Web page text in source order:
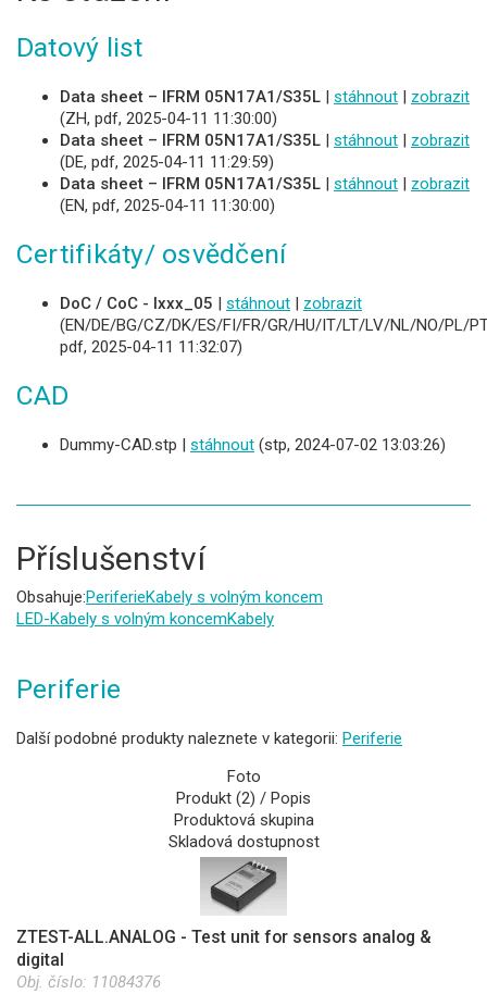
Datový list
Data sheet – IFRM 05N17A1/S35L | stáhnout | zobrazit
(ZH, pdf, 2025-04-11 11:30:00)
Data sheet – IFRM 05N17A1/S35L | stáhnout | zobrazit
(DE, pdf, 2025-04-11 11:29:59)
Data sheet – IFRM 05N17A1/S35L | stáhnout | zobrazit
(EN, pdf, 2025-04-11 11:30:00)
Certifikáty/ osvědčení
DoC / CoC - Ixxx_05 | stáhnout | zobrazit
(EN/DE/BG/CZ/DK/ES/FI/FR/GR/HU/IT/LT/LV/NL/NO/PL/
pdf, 2025-04-11 11:32:07)
CAD
Dummy-CAD.stp | stáhnout (stp, 2024-07-02 13:03:26)
Příslušenství
Obsahuje:PeriferieKabely s volným koncem
LED-Kabely s volným koncemKabely
Periferie
Další podobné produkty naleznete v kategorii: Periferie
Foto
Produkt (2) / Popis
Produktová skupina
Skladová dostupnost
ZTEST-ALL.ANALOG - Test unit for sensors analog &
digital
Obj. číslo: 11084376